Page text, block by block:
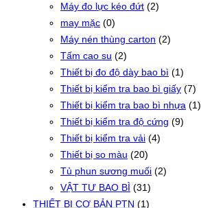
Máy đo lực kéo đứt (2)
may mặc (0)
Máy nén thùng carton (2)
Tấm cao su (2)
Thiết bị đo độ dày bao bì (1)
Thiết bị kiểm tra bao bì giấy (7)
Thiết bị kiểm tra bao bì nhựa (1)
Thiết bị kiểm tra độ cứng (9)
Thiết bị kiểm tra vải (4)
Thiết bị so màu (20)
Tủ phun sương muối (2)
VẬT TƯ BAO BÌ (31)
THIẾT BỊ CƠ BẢN PTN (1)